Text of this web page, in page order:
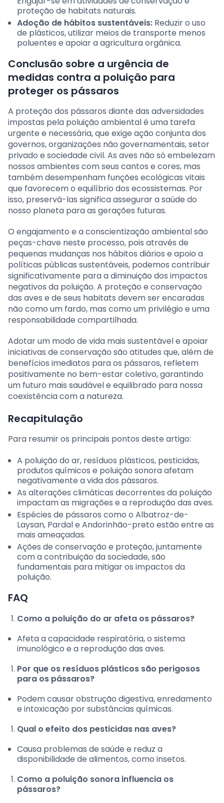
proteção de habitats naturais.
Adoção de hábitos sustentáveis: Reduzir o uso
de plásticos, utilizar meios de transporte menos
poluentes e apoiar a agricultura orgânica.
Conclusão sobre a urgência de
medidas contra a poluição para
proteger os pássaros
A proteção dos pássaros diante das adversidades
impostas pela poluição ambiental é uma tarefa
urgente e necessária, que exige ação conjunta dos
governos, organizações não governamentais, setor
privado e sociedade civil. As aves não só embelezam
nossos ambientes com seus cantos e cores, mas
também desempenham funções ecológicas vitais
que favorecem o equilíbrio dos ecossistemas. Por
isso, preservá-las significa assegurar a saúde do
nosso planeta para as gerações futuras.
O engajamento e a conscientização ambiental são
peças-chave neste processo, pois através de
pequenas mudanças nos hábitos diários e apoio a
políticas públicas sustentáveis, podemos contribuir
significativamente para a diminuição dos impactos
negativos da poluição. A proteção e conservação
das aves e de seus habitats devem ser encaradas
não como um fardo, mas como um privilégio e uma
responsabilidade compartilhada.
Adotar um modo de vida mais sustentável e apoiar
iniciativas de conservação são atitudes que, além de
benefícios imediatos para os pássaros, refletem
positivamente no bem-estar coletivo, garantindo
um futuro mais saudável e equilibrado para nossa
coexistência com a natureza.
Recapitulação
Para resumir os principais pontos deste artigo:
A poluição do ar, resíduos plásticos, pesticidas,
produtos químicos e poluição sonora afetam
negativamente a vida dos pássaros.
As alterações climáticas decorrentes da poluição
impactam as migrações e a reprodução das aves.
Espécies de pássaros como o Albatroz-de-
Laysan, Pardal e Andorinhão-preto estão entre as
mais ameaçadas.
Ações de conservação e proteção, juntamente
com a contribuição da sociedade, são
fundamentais para mitigar os impactos da
poluição.
FAQ
Como a poluição do ar afeta os pássaros?
Afeta a capacidade respiratória, o sistema
imunológico e a reprodução das aves.
Por que os resíduos plásticos são perigosos
para os pássaros?
Podem causar obstrução digestiva, enredamento
e intoxicação por substâncias químicas.
Qual o efeito dos pesticidas nas aves?
Causa problemas de saúde e reduz a
disponibilidade de alimentos, como insetos.
Como a poluição sonora influencia os
pássaros?